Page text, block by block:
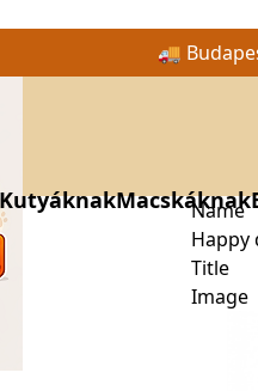
🚚
KutyáknakMacskáknak
Name
Happy
Title
Image